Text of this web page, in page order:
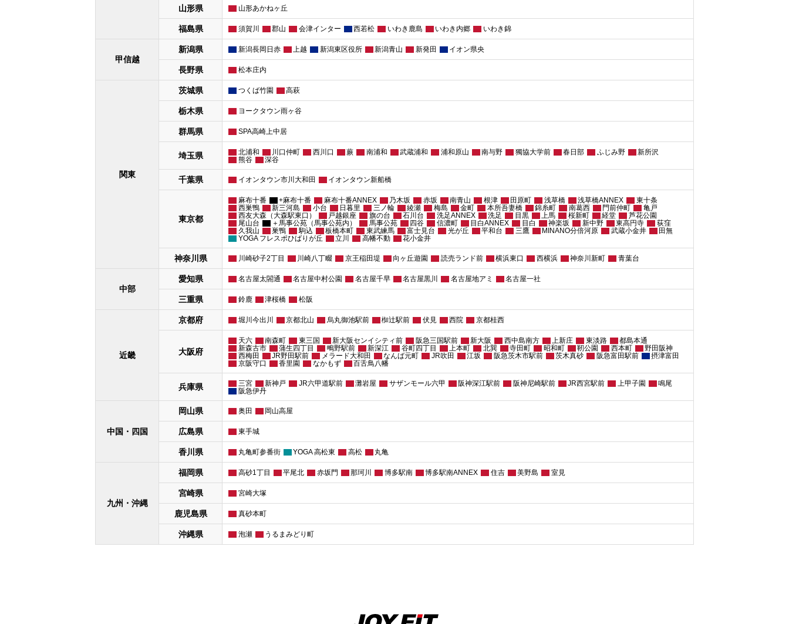
山形県 山形あかねヶ丘
福島県 須賀川 郡山 会津インター 西若松 いわき鹿島 いわき内郷 いわき錦
甲信越
新潟県 新潟長岡日赤 上越 新潟東区役所 新潟青山 新発田 イオン県央
長野県 松本庄内
関東
茨城県 つくば竹園 高萩
栃木県 ヨークタウン雨ヶ谷
群馬県 SPA高崎上中居
埼玉県 北浦和 川口仲町 西川口 蕨 南浦和 武蔵浦和 浦和原山 南与野 獨協大学前 春日部 ふじみ野
新所沢
熊谷
深谷
千葉県 イオンタウン市川大和田 イオンタウン新船橋
東京都
麻布十番 +麻布十番 麻布十番ANNEX 乃木坂 赤坂 南青山 根津 田原町 浅草橋 浅草橋ANNEX
東十条
西巣鴨
新三河島 小台 日暮里 三ノ輪 綾瀬 梅島 金町 本所吾妻橋 錦糸町 南葛西 門前仲町
亀戸
西友大森（大森駅東口）
戸越銀座 旗の台 石川台 洗足ANNEX 洗足 目黒 上馬 桜新町 経堂
芦花公園
尾山台
＋馬事公苑（馬事公苑内） 馬事公苑 四谷 信濃町 目白ANNEX 目白 神楽坂 新中野 東高円寺
荻窪
久我山
巣鴨 駒込 板橋本町 東武練馬 富士見台 光が丘 平和台 三鷹 MINANO分倍河原 武蔵小金井
田無
YOGA フレスポひばりが丘
立川 高幡不動 花小金井
神奈川県 川崎砂子2丁目 川崎八丁畷 京王稲田堤 向ヶ丘遊園 読売ランド前 横浜東口 西横浜 神奈川新町 青葉台
中部
愛知県 名古屋太閤通 名古屋中村公園 名古屋千早 名古屋黒川 名古屋地アミ 名古屋一社
三重県 鈴鹿 津桜橋 松阪
近畿
京都府 堀川今出川 京都北山 烏丸御池駅前 椥辻駅前 伏見 西院 京都桂西
大阪府
天六 南森町 東三国 新大阪センイシティ前 阪急三国駅前 新大阪 西中島南方 上新庄 東淡路
都島本通
新森古市
蒲生四丁目 鴫野駅前 新深江 谷町四丁目 上本町 北巽 寺田町 昭和町 靭公園 西本町
野田阪神
西梅田
JR野田駅前 メラード大和田 なんば元町 JR吹田 江坂 阪急茨木市駅前 茨木真砂 阪急富田駅前
摂津富田
京阪守口
香里園 なかもず 百舌鳥八幡
兵庫県 三宮 新神戸 JR六甲道駅前 灘岩屋 サザンモール六甲 阪神深江駅前 阪神尼崎駅前 JR西宮駅前 上甲子園
鳴尾
阪急伊丹
中国・四国
岡山県 奥田 岡山高屋
広島県 東手城
香川県 丸亀町参番街 YOGA 高松東 高松 丸亀
九州・沖縄
福岡県 高砂1丁目 平尾北 赤坂門 那珂川 博多駅南 博多駅南ANNEX 住吉 美野島 室見
宮崎県 宮崎大塚
鹿児島県 真砂本町
沖縄県 泡瀬 うるまみどり町